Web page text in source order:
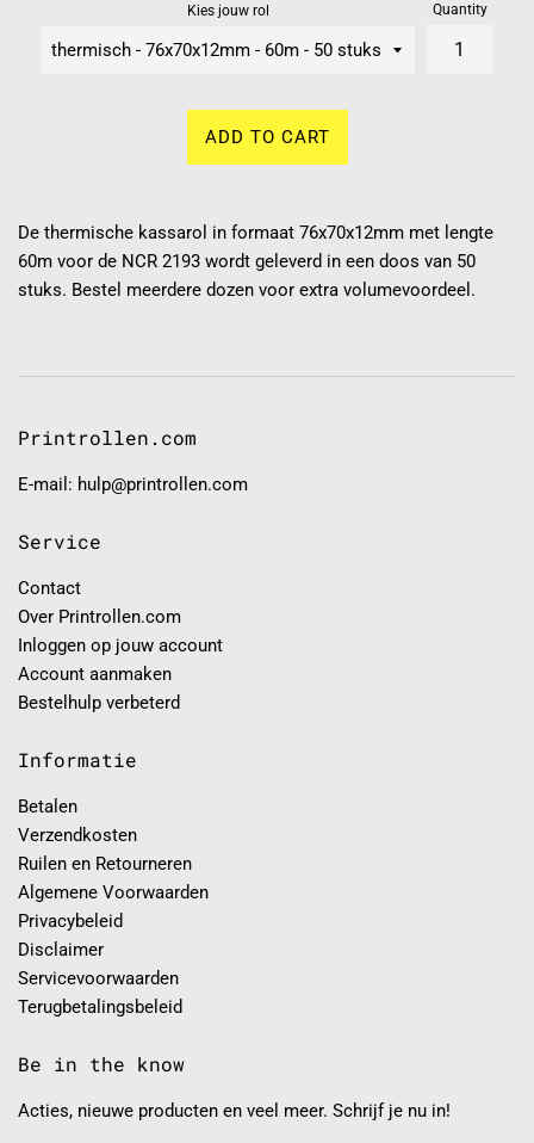
Kies jouw rol Quantity
ADD TO CART
De thermische kassarol in formaat 76x70x12mm met lengte
60m voor de NCR 2193 wordt geleverd in een doos van 50
stuks. Bestel meerdere dozen voor extra volumevoordeel.
Printrollen.com
E-mail: hulp@printrollen.com
Service
Contact
Over Printrollen.com
Inloggen op jouw account
Account aanmaken
Bestelhulp verbeterd
Informatie
Betalen
Verzendkosten
Ruilen en Retourneren
Algemene Voorwaarden
Privacybeleid
Disclaimer
Servicevoorwaarden
Terugbetalingsbeleid
Be in the know
Acties, nieuwe producten en veel meer. Schrijf je nu in!